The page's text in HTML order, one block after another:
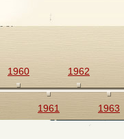
1960
1961
1962
1963